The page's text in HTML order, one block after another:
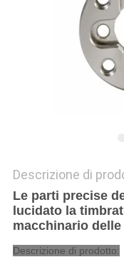
Descrizione di
Le parti precise
lucidato la
macchinario delle
Descrizione di prodotto: